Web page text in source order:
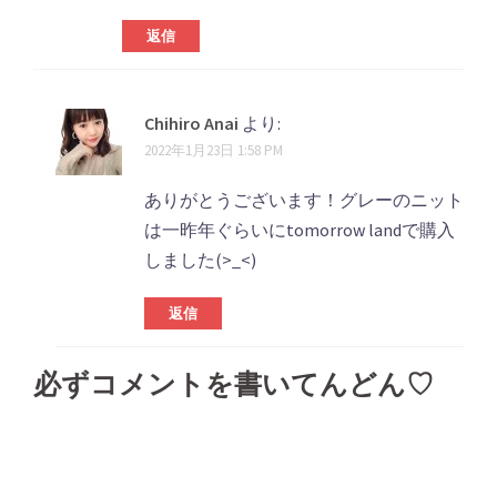
返信
Chihiro Anai より:
2022年1月23日 1:58 PM
ありがとうございます！グレーのニット
は一昨年ぐらいにtomorrow landで購入
しました(>_<)
返信
必ずコメントを書いてんどん♡